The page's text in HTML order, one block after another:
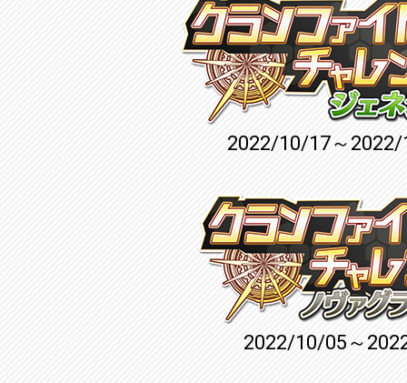
2022/10/17～
2022/10/05～